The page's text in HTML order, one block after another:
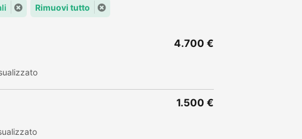
Rimuovi tutto
4.700 €
1.500 €